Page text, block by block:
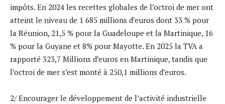
impôts. En 2024 les recettes globales de l’octroi de mer ont
atteint le niveau de 1 685 millions d’euros dont 33 % pour
la Réunion, 21,5 % pour la Guadeloupe et la Martinique, 16
% pour la Guyane et 8% pour Mayotte. En 2025 la TVA a
rapporté 323,7 Millions d’euros en Martinique, tandis que
l’octroi de mer s’est monté à 250,1 millions d’euros.
2/ Encourager le développement de l’activité industrielle